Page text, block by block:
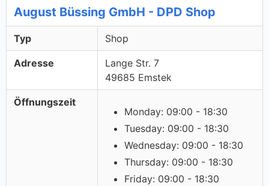
August Büssing GmbH - DPD Shop
Typ Shop
Adresse
Lange Str. 7
49685 Emstek
Öffnungszeit
Monday: 09:00 - 18:30
Tuesday: 09:00 - 18:30
Wednesday: 09:00 - 18:30
Thursday: 09:00 - 18:30
Friday: 09:00 - 18:30